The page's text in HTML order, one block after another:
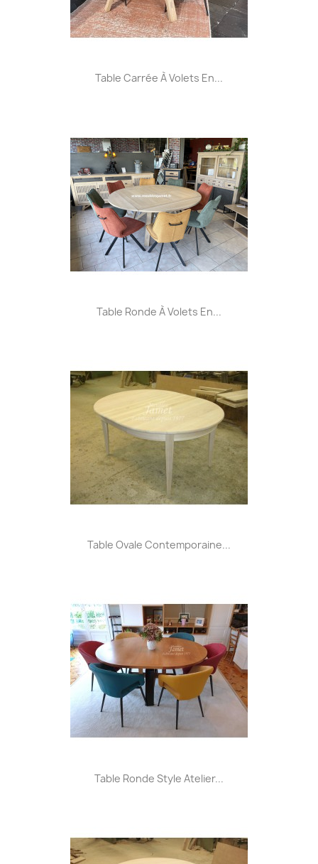
Table Carrée À Volets En...
Table Ronde À Volets En...
Table Ovale Contemporaine...
Table Ronde Style Atelier...